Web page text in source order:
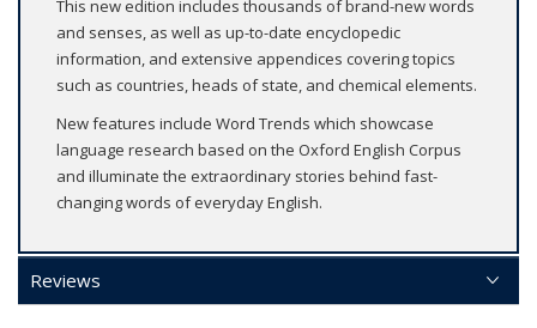
This new edition includes thousands of brand-new words
and senses, as well as up-to-date encyclopedic
information, and extensive appendices covering topics
such as countries, heads of state, and chemical elements.
New features include Word Trends which showcase
language research based on the Oxford English Corpus
and illuminate the extraordinary stories behind fast-
changing words of everyday English.
Reviews